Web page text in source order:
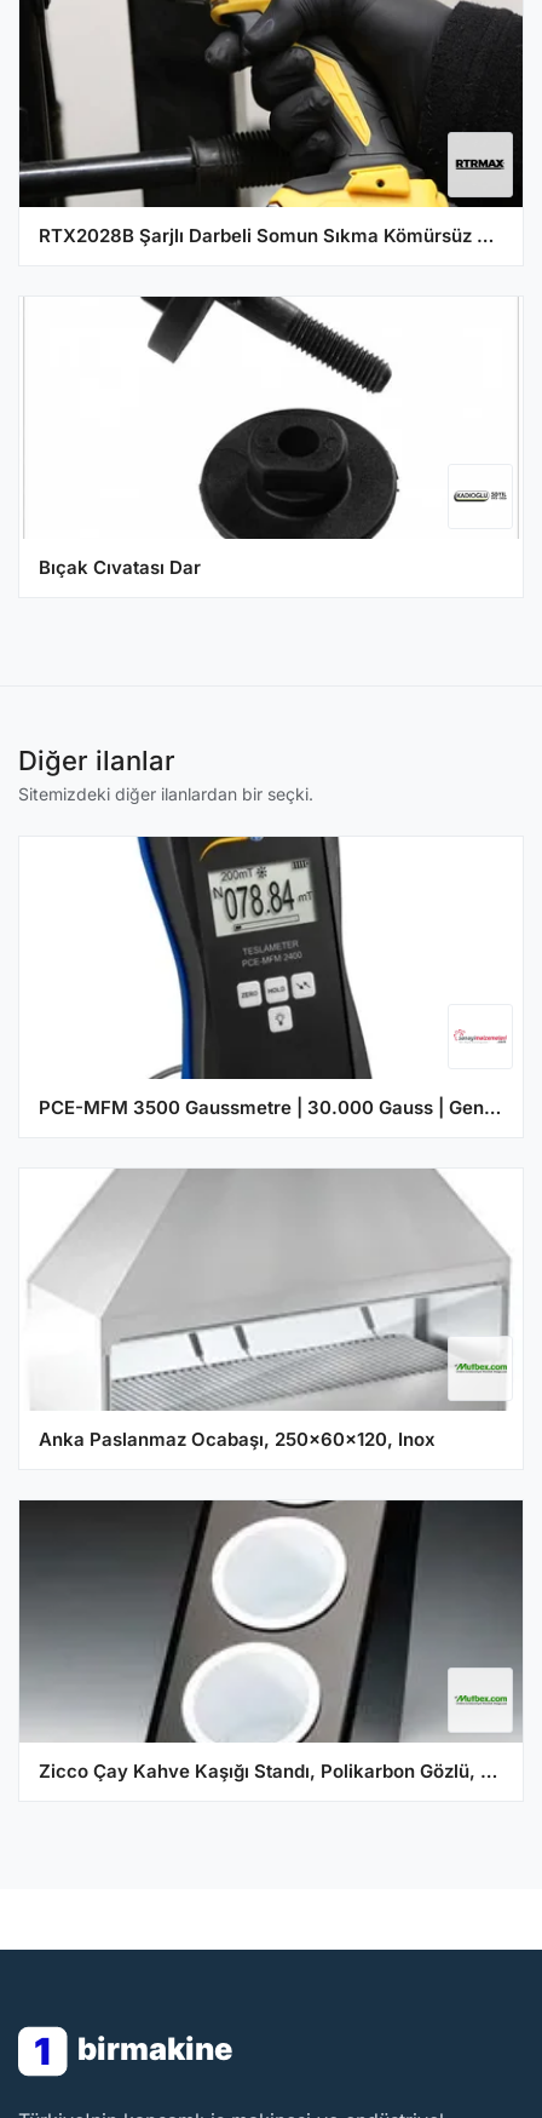
RTX2028B Şarjlı Darbeli Somun Sıkma Kömürsüz Motor
Bıçak Cıvatası Dar
Diğer ilanlar
Sitemizdeki diğer ilanlardan bir seçki.
PCE-MFM 3500 Gaussmetre | 30.000 Gauss | Geniş Ölçüm Aralığı
Anka Paslanmaz Ocabaşı, 250x60x120, Inox
Zicco Çay Kahve Kaşığı Standı, Polikarbon Gözlü, 27x14,5x28,5 Cm, Siyah
1 birmakine